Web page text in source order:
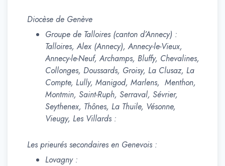
Diocèse de Genève
Groupe de Talloires (canton d’Annecy) :
Talloires, Alex (Annecy), Annecy-le-Vieux,
Annecy-le-Neuf, Archamps, Bluffy, Chevalines,
Collonges, Doussards, Groisy, La Clusaz, La
Compte, Lully, Manigod, Marlens, Menthon,
Montmin, Saint-Ruph, Serraval, Sévrier,
Seythenex, Thônes, La Thuile, Vésonne,
Vieugy, Les Villards :
Les prieurés secondaires en Genevois :
Lovagny :